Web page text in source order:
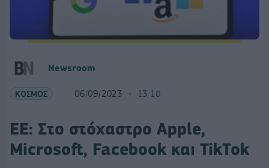
Newsroom
ΚΟΣΜΟΣ 06/09/2023 13:10
ΕΕ: Στο στόχαστρο Apple,
Microsoft, Facebook και TikTok